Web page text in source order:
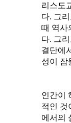
리스도
다. 그
때 역사
다. 그
결단에
성이 잠
인간이
적인 것
에서의